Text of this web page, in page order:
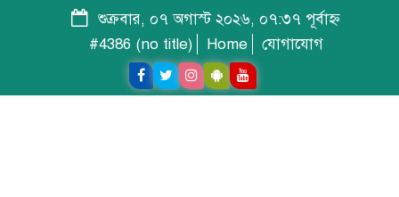
শুক্রবার, ০৭ অগাস্ট ২০২৬, ০৭:৩৭ পূর্বাহ্ন
#4386 (no title)
Home যোগাযোগ